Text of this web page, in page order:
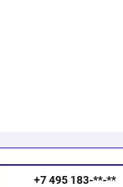
+7 495 183-**-**